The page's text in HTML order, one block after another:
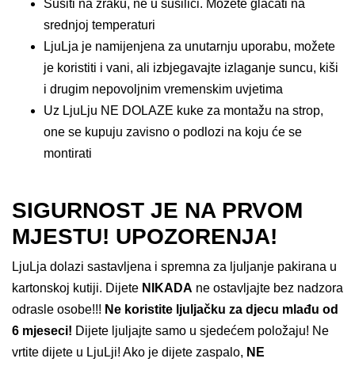
Sušiti na zraku, ne u sušilici. Možete glačati na
srednjoj temperaturi
LjuLja je namijenjena za unutarnju uporabu, možete
je koristiti i vani, ali izbjegavajte izlaganje suncu, kiši
i drugim nepovoljnim vremenskim uvjetima
Uz LjuLju NE DOLAZE kuke za montažu na strop,
one se kupuju zavisno o podlozi na koju će se
montirati
SIGURNOST JE NA PRVOM
MJESTU! UPOZORENJA!
LjuLja dolazi sastavljena i spremna za ljuljanje pakirana u
kartonskoj kutiji. Dijete NIKADA ne ostavljajte bez nadzora
odrasle osobe!!! Ne koristite ljuljačku za djecu mlađu od
6 mjeseci! Dijete ljuljajte samo u sjedećem položaju! Ne
vrtite dijete u LjuLji! Ako je dijete zaspalo, NE